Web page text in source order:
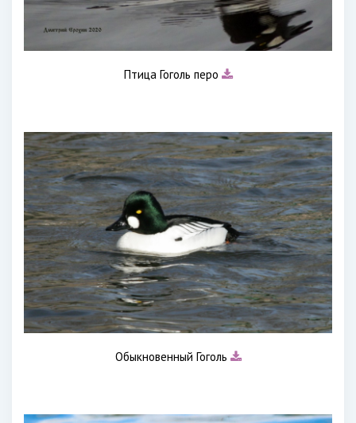
Птица Гоголь перо
Обыкновенный Гоголь